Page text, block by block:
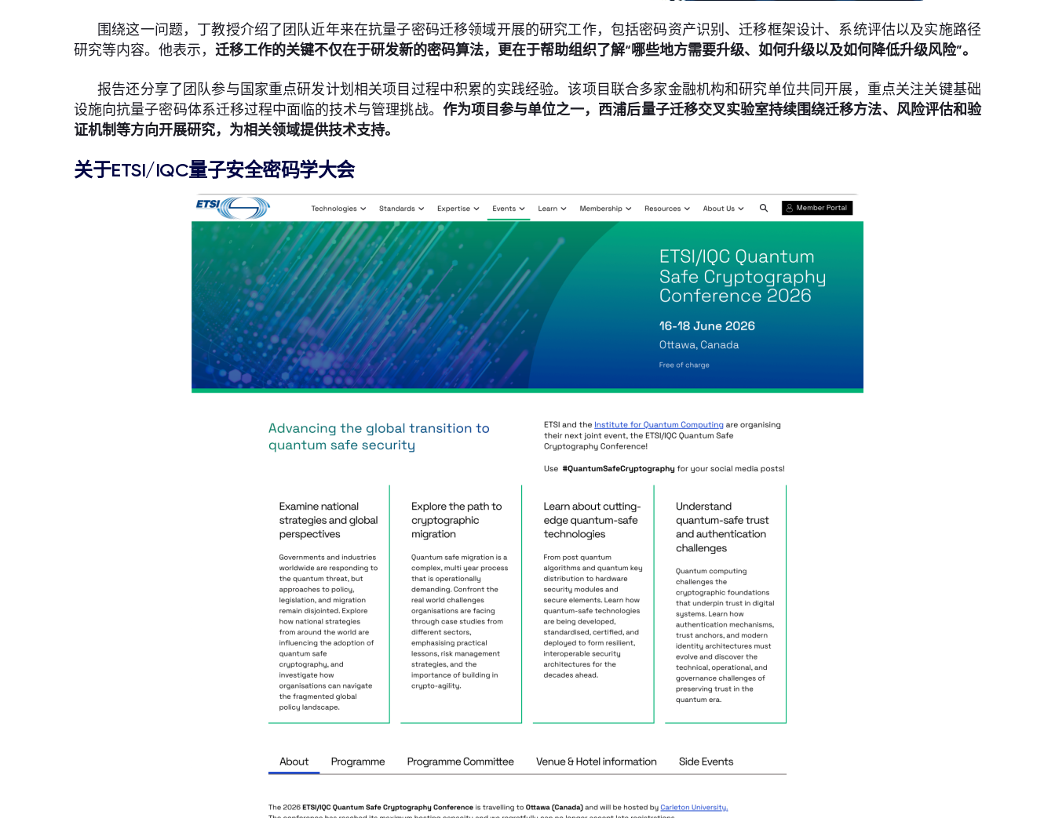
围绕这一问题，丁教授介绍了团队近年来在抗量子密码迁移领域开展的研究工作，包括密码资产识别、迁移框架设计、系统评估以及实施路径
研究等内容。他表示，迁移工作的关键不仅在于研发新的密码算法，更在于帮助组织了解“哪些地方需要升级、如何升级以及如何降低升级风险”。
报告还分享了团队参与国家重点研发计划相关项目过程中积累的实践经验。该项目联合多家金融机构和研究单位共同开展，重点关注关键基础
设施向抗量子密码体系迁移过程中面临的技术与管理挑战。 作为项目参与单位之一，西浦后量子迁移交叉实验室持续围绕迁移方法、风险评估和验
证机制等方向开展研究，为相关领域提供技术支持。
关于ETSI/IQC量子安全密码学大会